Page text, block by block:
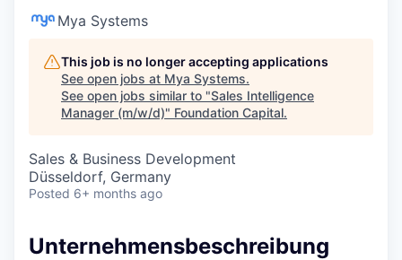
Mya Systems
This job is no longer accepting applications
See open jobs at Mya Systems.
See open jobs similar to "Sales Intelligence
Manager (m/w/d)" Foundation Capital.
Sales & Business Development
Düsseldorf, Germany
Posted 6+ months ago
Unternehmensbeschreibung